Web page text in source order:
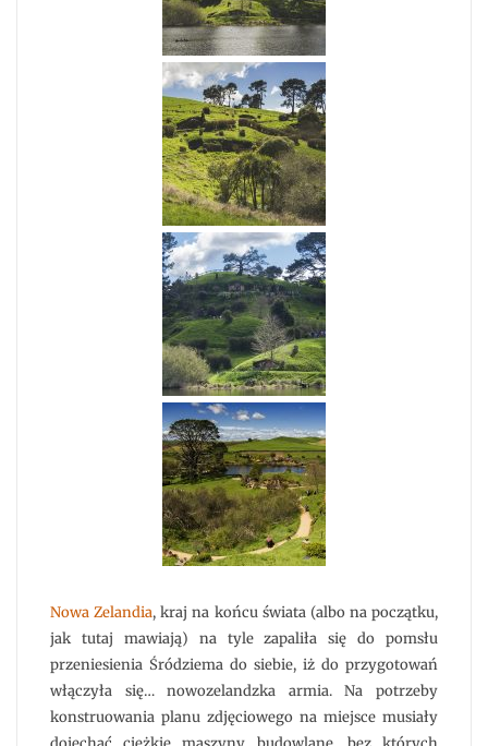
Nowa Zelandia, kraj na końcu świata (albo na początku,
jak tutaj mawiają) na tyle zapaliła się do pomsłu
przeniesienia Śródziema do siebie, iż do przygotowań
włączyła się… nowozelandzka armia. Na potrzeby
konstruowania planu zdjęciowego na miejsce musiały